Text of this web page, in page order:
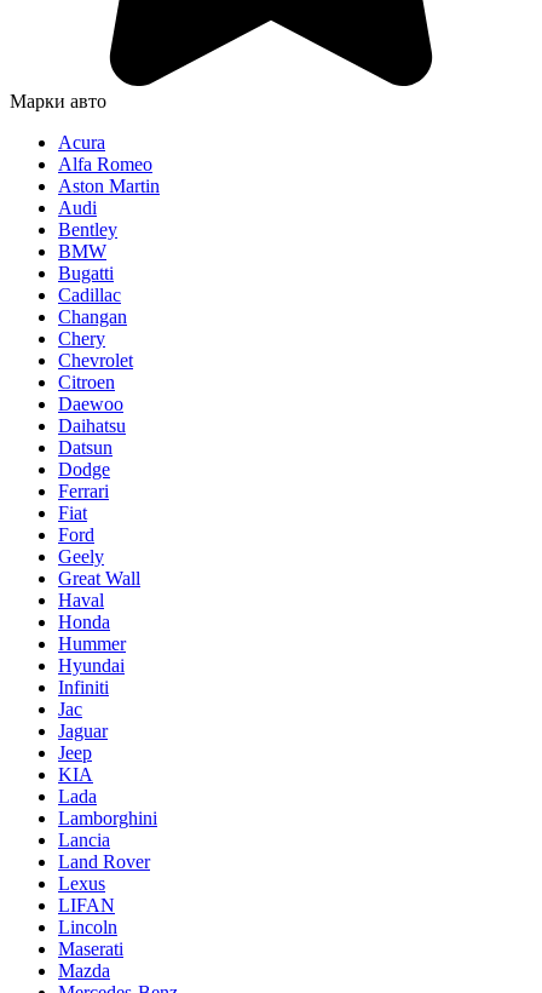
Марки авто
Acura
Alfa Romeo
Aston Martin
Audi
Bentley
BMW
Bugatti
Cadillac
Changan
Chery
Chevrolet
Citroen
Daewoo
Daihatsu
Datsun
Dodge
Ferrari
Fiat
Ford
Geely
Great Wall
Haval
Honda
Hummer
Hyundai
Infiniti
Jac
Jaguar
Jeep
KIA
Lada
Lamborghini
Lancia
Land Rover
Lexus
LIFAN
Lincoln
Maserati
Mazda